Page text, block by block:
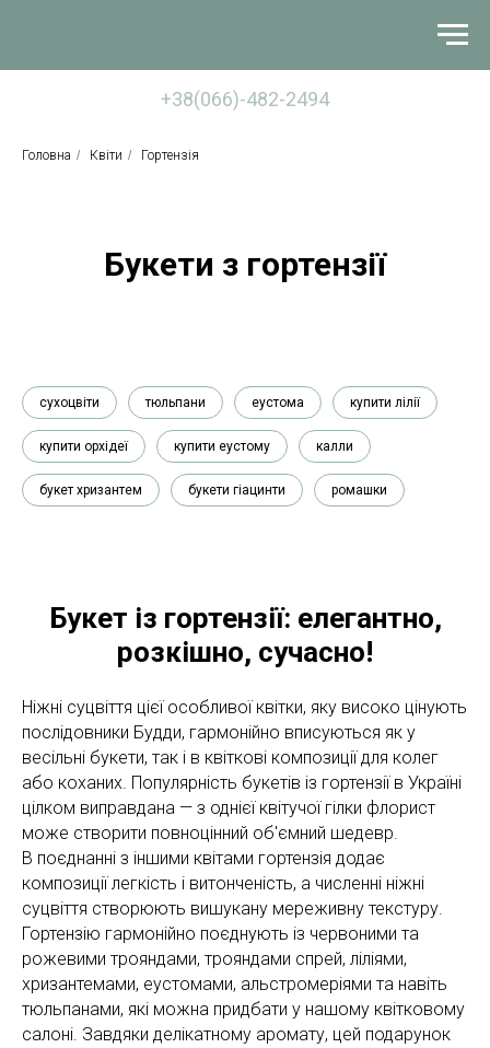
+38(066)-482-2494
Головна / Квіти / Гортензія
Букети з гортензії
сухоцвіти тюльпани еустома купити лілії
купити орхідеї купити еустому калли
букет хризантем букети гіацинти ромашки
Букет із гортензії: елегантно,
розкішно, сучасно!
Ніжні суцвіття цієї особливої квітки, яку високо цінують
послідовники Будди, гармонійно вписуються як у
весільні букети, так і в квіткові композиції для колег
або коханих. Популярність букетів із гортензії в Україні
цілком виправдана — з однієї квітучої гілки флорист
може створити повноцінний об'ємний шедевр.
В поєднанні з іншими квітами гортензія додає
композиції легкість і витонченість, а численні ніжні
суцвіття створюють вишукану мереживну текстуру.
Гортензію гармонійно поєднують із червоними та
рожевими трояндами, трояндами спрей, ліліями,
хризантемами, еустомами, альстромеріями та навіть
тюльпанами, які можна придбати у нашому квітковому
салоні. Завдяки делікатному аромату, цей подарунок